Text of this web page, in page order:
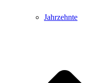
Jahrzehnte